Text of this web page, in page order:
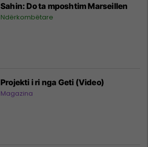
Sahin: Do ta mposhtim Marseillen
Ndërkombëtare
Projekti i ri nga Geti (Video)
Magazina